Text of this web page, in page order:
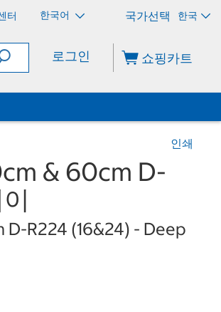
터 한국어 한국
로그인 쇼핑카트
인쇄
& 60cm D-
R224 (16&24) - Deep